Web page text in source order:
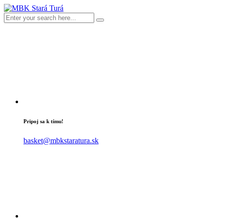
Pripoj sa k tímu!
basket@mbkstaratura.sk